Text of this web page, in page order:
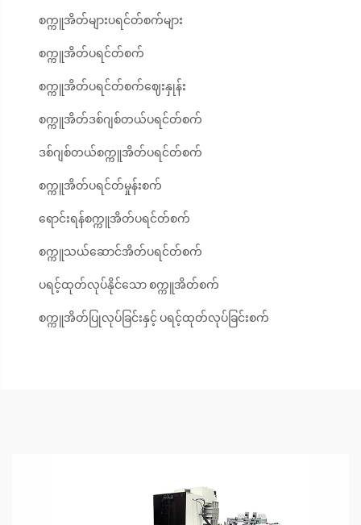
စက္ကူအိတ်များပရင်တ်စက်များ
စက္ကူအိတ်ပရင်တ်စက်
စက္ကူအိတ်ပရင်တ်စက်ဈေးနှုန်း
စက္ကူအိတ်ဒစ်ဂျစ်တယ်ပရင်တ်စက်
ဒစ်ဂျစ်တယ်စက္ကူအိတ်ပရင်တ်စက်
စက္ကူအိတ်ပရင်တ်မှုန်းစက်
ရောင်းရန်စက္ကူအိတ်ပရင်တ်စက်
စက္ကူသယ်ဆောင်အိတ်ပရင်တ်စက်
ပရင့်ထုတ်လုပ်နိုင်သော စက္ကူအိတ်စက်
စက္ကူအိတ်ပြုလုပ်ခြင်းနှင့် ပရင့်ထုတ်လုပ်ခြင်းစက်